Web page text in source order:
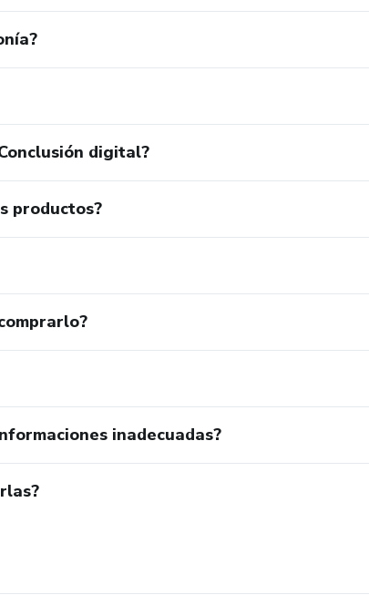
digital?
productos?
inadecuadas?